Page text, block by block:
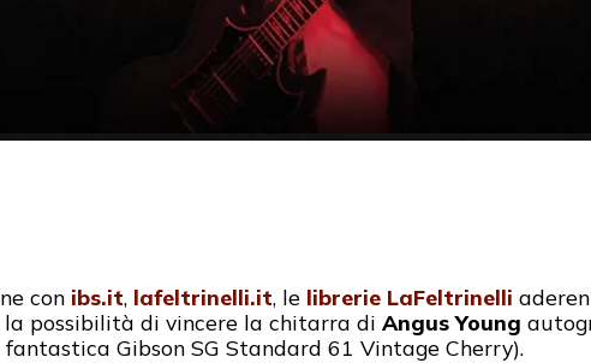
con ibs.it, lafeltrinelli.it, le librerie LaFeltrinelli
la possibilità di vincere la chitarra di Angus Young
Gibson SG Standard 61 Vintage Cherry).